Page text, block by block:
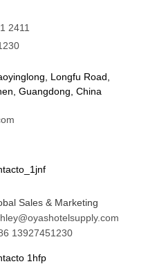
2411
Longfu Road,
Guangdong, China
Sales & Marketing
13927451230